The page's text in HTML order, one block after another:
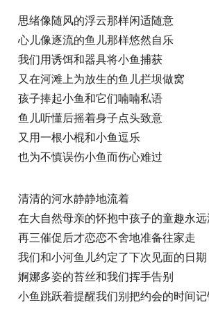
思绪像随风的浮云那样闲适随意
心儿像逐流的鱼儿那样悠然自乐
我们用诱饵和器具将小鱼捕获
又在河滩上为放生的鱼儿拦坝做窝
孩子捧起小鱼和它们喃喃私语
鱼儿听懂后摇着身子点头致意
又用一根小棍和小鱼逗乐
也为不慎误伤小鱼而伤心难过
清清的河水静静地流着
在大自然母亲的怀抱中孩子的童趣永
再三催促后才恋恋不舍地准备往家走
我们和小河鱼儿约定了下次见面的日期
婀娜多姿的苔丝和我们挥手告别
小鱼跳跃着提醒我们别把约会的时间